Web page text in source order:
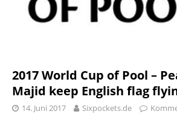
2017 World Cup of Pool –
Majid keep English flag
14. Juni 2017 Sixpockets.de